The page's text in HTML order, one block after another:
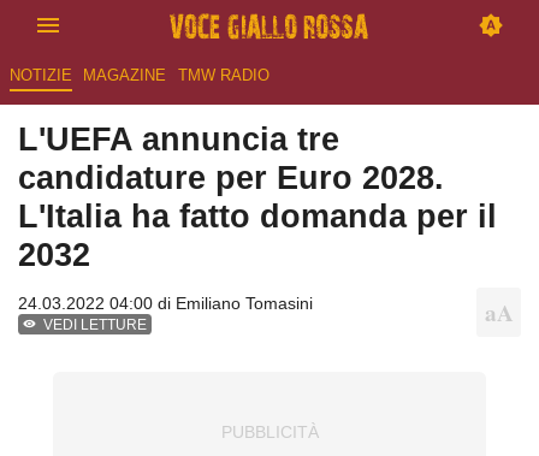
NOTIZIE MAGAZINE TMW RADIO
L'UEFA annuncia tre
candidature per Euro 2028.
L'Italia ha fatto domanda per il
2032
24.03.2022 04:00 di Emiliano Tomasini
VEDI LETTURE